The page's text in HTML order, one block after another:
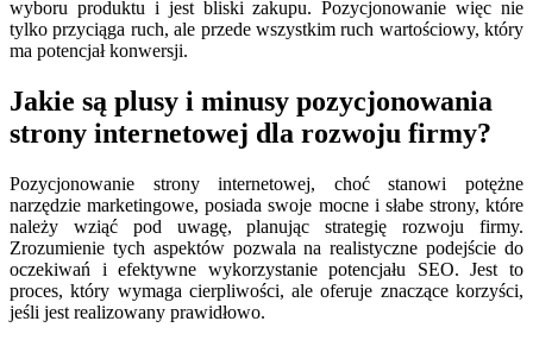
wyboru produktu i jest bliski zakupu. Pozycjonowanie więc nie
tylko przyciąga ruch, ale przede wszystkim ruch wartościowy, który
ma potencjał konwersji.
Jakie są plusy i minusy pozycjonowania
strony internetowej dla rozwoju firmy?
Pozycjonowanie strony internetowej, choć stanowi potężne
narzędzie marketingowe, posiada swoje mocne i słabe strony, które
należy wziąć pod uwagę, planując strategię rozwoju firmy.
Zrozumienie tych aspektów pozwala na realistyczne podejście do
oczekiwań i efektywne wykorzystanie potencjału SEO. Jest to
proces, który wymaga cierpliwości, ale oferuje znaczące korzyści,
jeśli jest realizowany prawidłowo.